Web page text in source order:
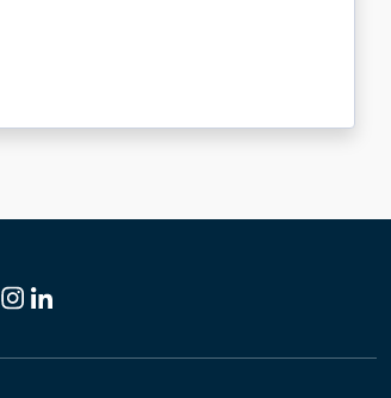
Facebook (link esterno)
Instagram (link esterno)